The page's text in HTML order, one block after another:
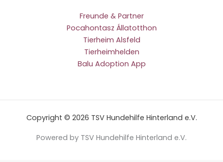
Freunde & Partner
Pocahontasz Állatotthon
Tierheim Alsfeld
Tierheimhelden
Balu Adoption App
Copyright © 2026 TSV Hundehilfe Hinterland e.V.
Powered by TSV Hundehilfe Hinterland e.V.